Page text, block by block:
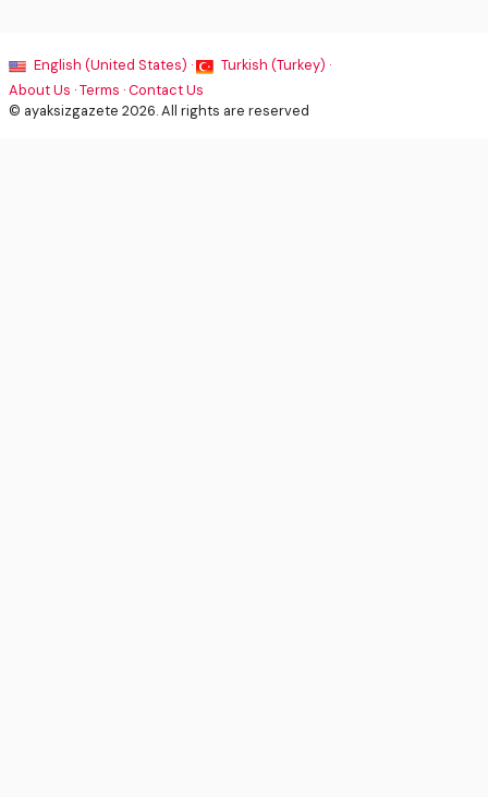
English (United States) ·
Turkish (Turkey) ·
About Us ·Terms ·Contact Us
© ayaksizgazete 2026. All rights are reserved